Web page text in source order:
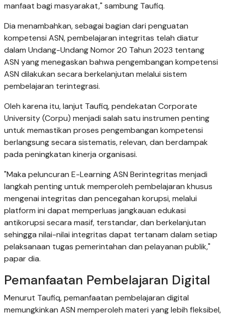
manfaat bagi masyarakat," sambung Taufiq.
Dia menambahkan, sebagai bagian dari penguatan
kompetensi ASN, pembelajaran integritas telah diatur
dalam Undang-Undang Nomor 20 Tahun 2023 tentang
ASN yang menegaskan bahwa pengembangan kompetensi
ASN dilakukan secara berkelanjutan melalui sistem
pembelajaran terintegrasi.
Oleh karena itu, lanjut Taufiq, pendekatan Corporate
University (Corpu) menjadi salah satu instrumen penting
untuk memastikan proses pengembangan kompetensi
berlangsung secara sistematis, relevan, dan berdampak
pada peningkatan kinerja organisasi.
"Maka peluncuran E-Learning ASN Berintegritas menjadi
langkah penting untuk memperoleh pembelajaran khusus
mengenai integritas dan pencegahan korupsi, melalui
platform ini dapat memperluas jangkauan edukasi
antikorupsi secara masif, terstandar, dan berkelanjutan
sehingga nilai-nilai integritas dapat tertanam dalam setiap
pelaksanaan tugas pemerintahan dan pelayanan publik,"
papar dia.
Pemanfaatan Pembelajaran Digital
Menurut Taufiq, pemanfaatan pembelajaran digital
memungkinkan ASN memperoleh materi yang lebih fleksibel,